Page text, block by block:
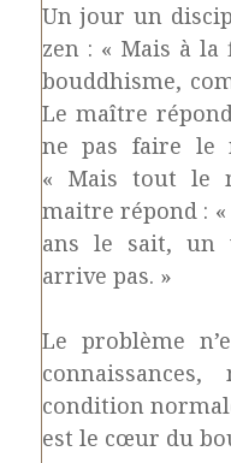
Un jour un
zen : « Mais à la
bouddhisme,
Le maître
ne pas faire le
« Mais tout le
maitre répond :
ans le sait, un
arrive pas. »
Le problème
condition
est le cœur du